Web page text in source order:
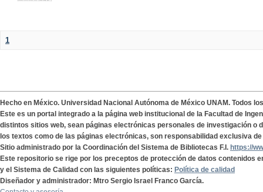
1
Hecho en México. Universidad Nacional Autónoma de México UNAM. Todos
Este es un portal integrado a la página web institucional de la Facultad de
distintos sitios web, sean páginas electrónicas personales de investigación o
los textos como de las páginas electrónicas, son responsabilidad exclusiva
Sitio administrado por la Coordinación del Sistema de Bibliotecas F.I. https://
Este repositorio se rige por los preceptos de protección de datos contenidos
y el Sistema de Calidad con las siguientes políticas: Política de calidad
Diseñador y administrador: Mtro Sergio Israel Franco García.